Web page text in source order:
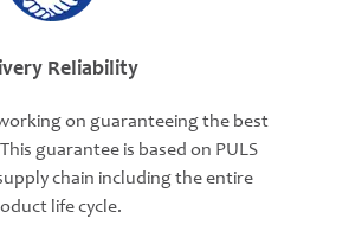
Reliability
on guaranteeing the best
guarantee is based on PULS
chain including the entire
life cycle.